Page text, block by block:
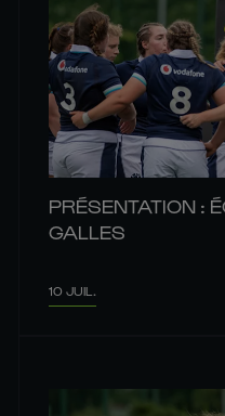
PRÉSENTATION :
GALLES
10 JUIL.